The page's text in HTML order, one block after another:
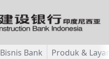
Bisnis Bank Produk &